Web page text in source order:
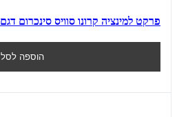
פרקט למינציה קרונו סוויס סינכרום דגם 80031
הוספה לסל